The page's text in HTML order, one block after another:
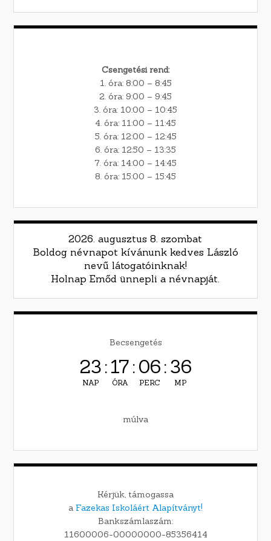
Csengetési rend:
1. óra: 8:00 – 8:45
2. óra: 9:00 – 9:45
3. óra: 10:00 – 10:45
4. óra: 11:00 – 11:45
5. óra: 12:00 – 12:45
6. óra: 12:50 – 13:35
7. óra: 14:00 – 14:45
8. óra: 15:00 – 15:45
2026. augusztus 8. szombat
Boldog névnapot kívánunk kedves László
nevű látogatóinknak!
Holnap Emőd ünnepli a névnapját.
Becsengetés
23
NAP
:17
ÓRA
:06
PERC
:35
MP
múlva
Kérjük, támogassa
a Fazekas Iskoláért Alapítványt!
Bankszámlaszám:
11600006-00000000-85356414